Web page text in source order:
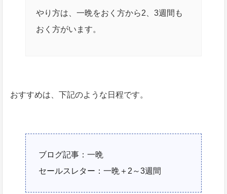
やり方は、一晩をおく方から2、3週間も
おく方がいます。
おすすめは、下記のような日程です。
ブログ記事：一晩
セールスレター：一晩＋2～3週間